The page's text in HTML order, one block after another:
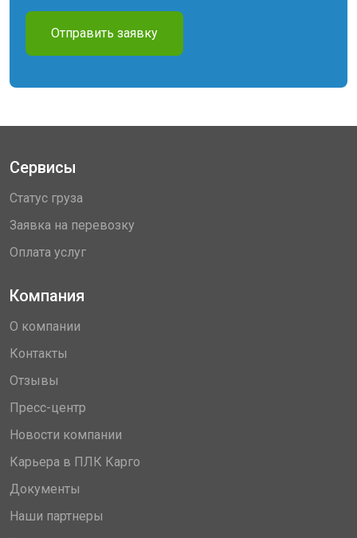
Отправить заявку
Сервисы
Статус груза
Заявка на перевозку
Оплата услуг
Компания
О компании
Контакты
Отзывы
Пресс-центр
Новости компании
Карьера в ПЛК Карго
Документы
Наши партнеры